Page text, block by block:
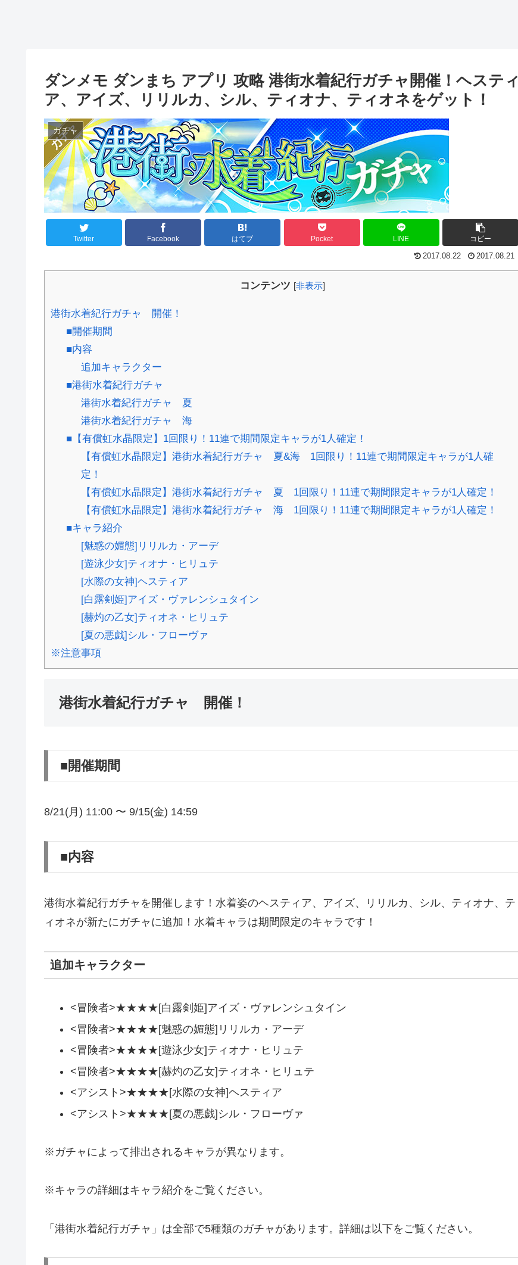
ダンメモ ダンまち アプリ 攻略 港街水着紀行ガチャ開催！ヘスティ
ア、アイズ、リリルカ、シル、ティオナ、ティオネをゲット！
ガチャ
Twitter Facebook はてブ Pocket LINE コピー
2017.08.22 2017.08.21
コンテンツ [非表示]
港街水着紀行ガチャ 開催！
■開催期間
■内容
追加キャラクター
■港街水着紀行ガチャ
港街水着紀行ガチャ 夏
港街水着紀行ガチャ 海
■【有償虹水晶限定】1回限り！11連で期間限定キャラが1人確定！
【有償虹水晶限定】港街水着紀行ガチャ 夏&海 1回限り！11連で期間限定キャラが1人確
定！
【有償虹水晶限定】港街水着紀行ガチャ 夏 1回限り！11連で期間限定キャラが1人確定！
【有償虹水晶限定】港街水着紀行ガチャ 海 1回限り！11連で期間限定キャラが1人確定！
■キャラ紹介
[魅惑の媚態]リリルカ・アーデ
[遊泳少女]ティオナ・ヒリュテ
[水際の女神]ヘスティア
[白露剣姫]アイズ・ヴァレンシュタイン
[赫灼の乙女]ティオネ・ヒリュテ
[夏の悪戯]シル・フローヴァ
※注意事項
港街水着紀行ガチャ 開催！
■開催期間
8/21(月) 11:00 〜 9/15(金) 14:59
■内容
港街水着紀行ガチャを開催します！水着姿のヘスティア、アイズ、リリルカ、シル、ティオナ、テ
ィオネが新たにガチャに追加！水着キャラは期間限定のキャラです！
追加キャラクター
<冒険者>★★★★[白露剣姫]アイズ・ヴァレンシュタイン
<冒険者>★★★★[魅惑の媚態]リリルカ・アーデ
<冒険者>★★★★[遊泳少女]ティオナ・ヒリュテ
<冒険者>★★★★[赫灼の乙女]ティオネ・ヒリュテ
<アシスト>★★★★[水際の女神]ヘスティア
<アシスト>★★★★[夏の悪戯]シル・フローヴァ
※ガチャによって排出されるキャラが異なります。
※キャラの詳細はキャラ紹介をご覧ください。
「港街水着紀行ガチャ」は全部で5種類のガチャがあります。詳細は以下をご覧ください。